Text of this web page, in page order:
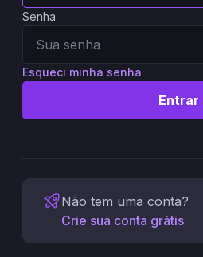
Senha
Esqueci minha senha
Entrar
Não tem uma conta?
Crie sua conta grátis